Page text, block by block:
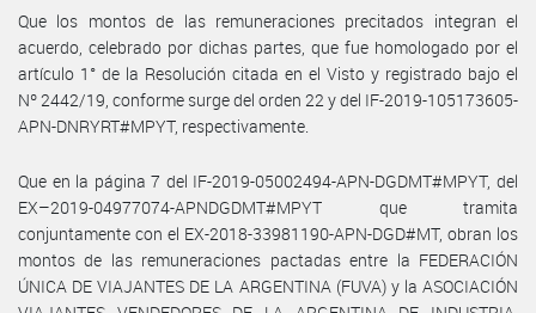
Que los montos de las remuneraciones precitados integran el
acuerdo, celebrado por dichas partes, que fue homologado por el
artículo 1° de la Resolución citada en el Visto y registrado bajo el
Nº 2442/19, conforme surge del orden 22 y del IF-2019-105173605-
APN-DNRYRT#MPYT, respectivamente.
Que en la página 7 del IF-2019-05002494-APN-DGDMT#MPYT, del
EX–2019-04977074-APNDGDMT#MPYT que tramita
conjuntamente con el EX-2018-33981190-APN-DGD#MT, obran los
montos de las remuneraciones pactadas entre la FEDERACIÓN
ÚNICA DE VIAJANTES DE LA ARGENTINA (FUVA) y la ASOCIACIÓN